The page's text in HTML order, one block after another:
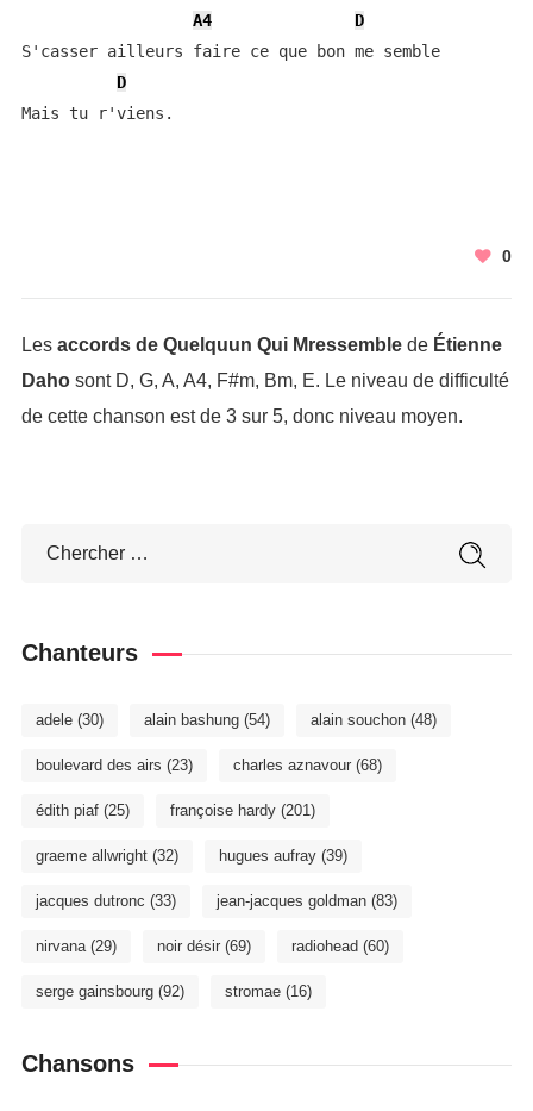
A4
D
S'casser ailleurs faire ce que bon me semble
D
Mais tu r'viens.
0
Les accords de Quelquun Qui Mressemblede Étienne
Dahosont D, G, A, A4, F#m, Bm, E. Le niveau de difficulté
de cette chanson est de 3 sur 5, donc niveau moyen.
Chanteurs
adele(30) alain bashung(54) alain souchon(48)
boulevard des airs (23) charles aznavour(68)
édith piaf(25) françoise hardy(201)
graeme allwright(32) hugues aufray(39)
jacques dutronc (33) jean-jacques goldman(83)
nirvana(29) noir désir(69) radiohead (60)
serge gainsbourg(92) stromae(16)
Chansons